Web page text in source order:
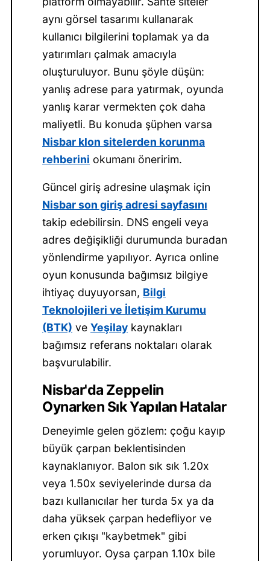
aynı görsel tasarımı kullanarak
kullanıcı bilgilerini toplamak ya da
yatırımları çalmak amacıyla
oluşturuluyor. Bunu şöyle düşün:
yanlış adrese para yatırmak, oyunda
yanlış karar vermekten çok daha
maliyetli. Bu konuda şüphen varsa
Nisbar klon sitelerden korunma
rehberini okumanı öneririm.
Güncel giriş adresine ulaşmak için
Nisbar son giriş adresi sayfasını
takip edebilirsin. DNS engeli veya
adres değişikliği durumunda buradan
yönlendirme yapılıyor. Ayrıca online
oyun konusunda bağımsız bilgiye
ihtiyaç duyuyorsan, Bilgi
Teknolojileri ve İletişim Kurumu
(BTK) veYeşilay kaynakları
bağımsız referans noktaları olarak
başvurulabilir.
Nisbar'da Zeppelin
Oynarken Sık Yapılan Hatalar
Deneyimle gelen gözlem: çoğu kayıp
büyük çarpan beklentisinden
kaynaklanıyor. Balon sık sık 1.20x
veya 1.50x seviyelerinde dursa da
bazı kullanıcılar her turda 5x ya da
daha yüksek çarpan hedefliyor ve
erken çıkışı "kaybetmek" gibi
yorumluyor. Oysa çarpan 1.10x bile